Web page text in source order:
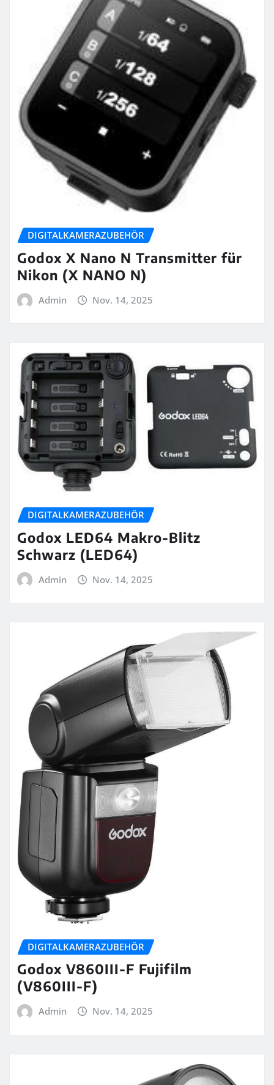
DIGITALKAMERAZUBEHÖR
Godox X Nano N Transmitter für
Nikon (X NANO N)
Admin Nov. 14, 2025
DIGITALKAMERAZUBEHÖR
Godox LED64 Makro-Blitz
Schwarz (LED64)
Admin Nov. 14, 2025
DIGITALKAMERAZUBEHÖR
Godox V860III-F Fujifilm
(V860III-F)
Admin Nov. 14, 2025